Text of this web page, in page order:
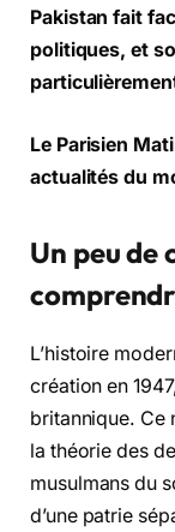
Pakistan fait
politiques, et
Le Parisien
actualités du
Un peu de
L’histoire
création en
britannique. Ce
la théorie des
musulmans du
d’une patrie